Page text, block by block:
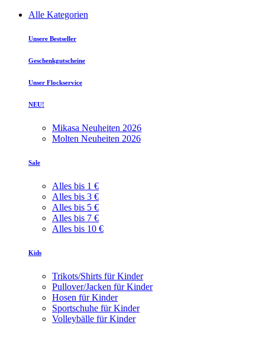
Alle Kategorien
Unsere Bestseller
Geschenkgutscheine
Unser Flockservice
NEU!
Mikasa Neuheiten 2026
Molten Neuheiten 2026
Sale
Alles bis 1 €
Alles bis 3 €
Alles bis 5 €
Alles bis 7 €
Alles bis 10 €
Kids
Trikots/Shirts für Kinder
Pullover/Jacken für Kinder
Hosen für Kinder
Sportschuhe für Kinder
Volleybälle für Kinder